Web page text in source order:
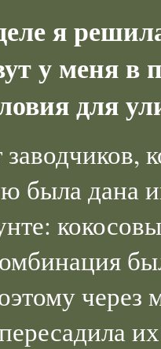
я
у меня в
для
заводчиков,
была дана